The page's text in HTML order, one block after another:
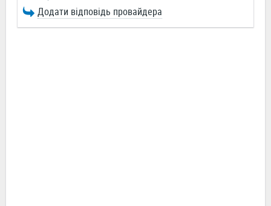
Додати відповідь провайдера